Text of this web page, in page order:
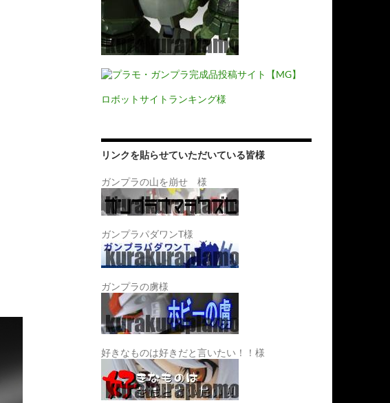
ロボットサイトランキング様
リンクを貼らせていただいている皆様
ガンプラの山を崩せ 様
ガンプラパダワンT様
ガンプラの虜様
好きなものは好きだと言いたい！！様